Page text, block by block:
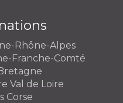
Rhône-Alpes
Franche-Comté
Val de Loire
Corse